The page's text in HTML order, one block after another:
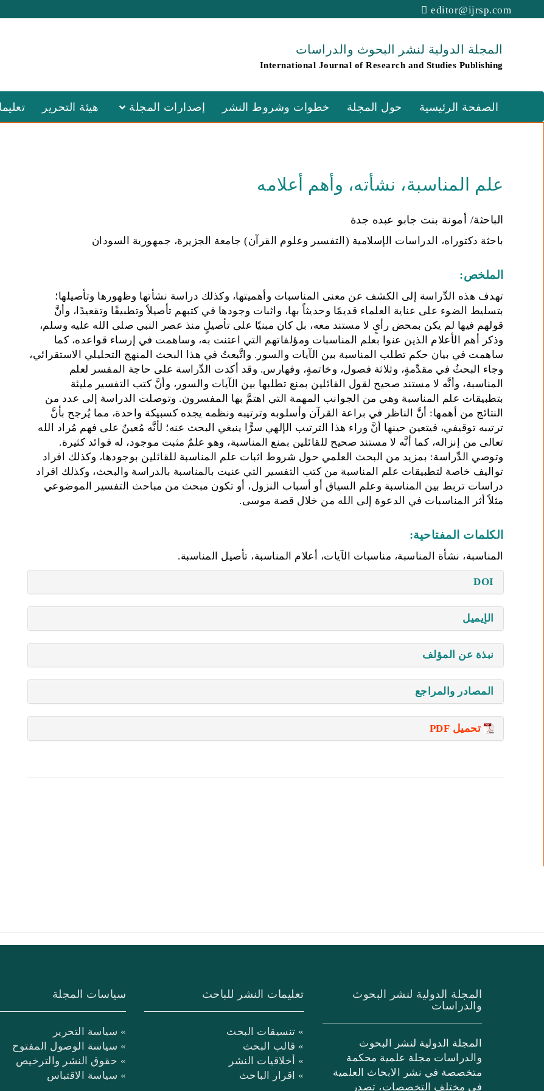
editor@ijrsp.com
المجلة الدولية لنشر البحوث والدراسات
International Journal of Research and Studies Publishing
الصفحة الرئيسية حول المجلة خطوات وشروط النشر إصدارات المجلة هيئة التحرير
علم المناسبة، نشأته، وأهم أعلامه
الباحثة/ أمونة بنت جابو عبده جدة
باحثة دكتوراه، الدراسات الإسلامية (التفسير وعلوم القرآن) جامعة الجزيرة، جمهورية السودان
الملخص:
تهدف هذه الدِّراسة إلى الكشف عن معنى المناسبات وأهميتها، وكذلك دراسة نشأتها وظهورها وتأصيلها؛
بتسليط الضوء على عناية العلماء قديمًا وحديثاً بها، واثبات وجودها في كتبهم تأصيلاً وتطبيقًا وتقعيدًا، وأنَّ
قولهم فيها لم يكن بمحض رأيٍ لا مستند معه، بل كان مبنيًا على تأصيلٍ منذ عصر النبي صلى الله عليه وسلم،
وذكر أهم الأعلام الذين عنوا بعلم المناسبات ومؤلفاتهم التي اعتنت به، وساهمت في إرساء قواعده، كما
ساهمت في بيان حكم تطلب المناسبة بين الآيات والسور. واتَّبعتُ في هذا البحث المنهج التحليلي الاستقرائي،
وجاء البحثُ في مقدِّمةٍ، وثلاثة فصول، وخاتمةٍ، وفهارس. وقد أكدت الدِّراسة على حاجة المفسر لعلم
المناسبة، وأنَّه لا مستند صحيح لقول القائلين بمنع تطلبها بين الآيات والسور، وأنَّ كتب التفسير مليئة
بتطبيقات علم المناسبة وهي من الجوانب المهمة التي اهتمَّ بها المفسرون. وتوصلت الدراسة إلى عدد من
النتائج من أهمها: أنَّ الناظر في براعة القرآن وأسلوبه وترتيبه ونظمه يجده كسبيكة واحدة، مما يُرجح بأنَّ
ترتيبه توقيفي، فيتعين حينها أنَّ وراء هذا الترتيب الإلهي سرًّا ينبغي البحث عنه؛ لأنَّه مُعينٌ على فهم مُراد الله
تعالى من إنزاله، كما أنَّه لا مستند صحيح للقائلين بمنع المناسبة، وهو علمٌ مثبت موجود، له فوائد كثيرة.
وتوصي الدِّراسة: بمزيد من البحث العلمي حول شروط اثبات علم المناسبة للقائلين بوجودها، وكذلك افراد
تواليف خاصة لتطبيقات علم المناسبة من كتب التفسير التي عنيت بالمناسبة بالدراسة والبحث، وكذلك افراد
دراسات تربط بين المناسبة وعلم السياق أو أسباب النزول، أو تكون مبحث من مباحث التفسير الموضوعي
مثلاً أثر المناسبات في الدعوة إلى الله من خلال قصة موسى.
الكلمات المفتاحية:
المناسبة، نشأة المناسبة، مناسبات الآيات، أعلام المناسبة، تأصيل المناسبة.
DOI
الإيميل
نبذة عن المؤلف
المصادر والمراجع
تحميل PDF
المجلة الدولية لنشر البحوث
والدراسات
المجلة الدولية لنشر البحوث
والدراسات مجلة علمية محكمة
متخصصة في نشر الابحاث العلمية
في مختلف التخصصات، تصدر
تعليمات النشر للباحث
» تنسيقات البحث
» قالب البحث
» أخلاقيات النشر
» اقرار الباحث
سياسات المجلة
» سياسة التحرير
» سياسة الوصول المفتوح
» حقوق النشر والترخيص
» سياسة الاقتباس